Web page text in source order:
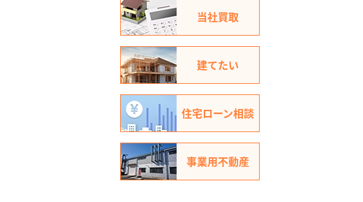
当社買取
建てたい
住宅ローン相談
事業用不動産